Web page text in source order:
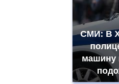
СМИ: В
машину